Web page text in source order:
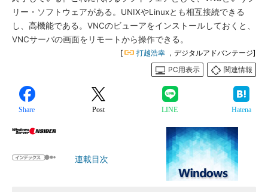
リー・ソフトウェアがある。UNIXやLinuxとも相互接続できる
し、高機能である。VNCのビューアをインストールしておくと、
VNCサーバの画面をリモートから操作できる。
[ 打越浩幸 ，デジタルアドバンテージ]
PC用表示
関連情報
Share Post LINE Hatena
連載目次